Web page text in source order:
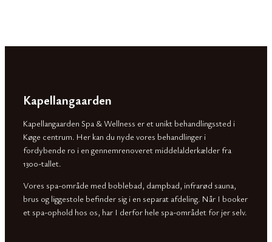
Kapellangaarden
Kapellangaarden Spa & Wellness er et unikt behandlingssted i
Køge centrum. Her kan du nyde vores behandlinger i
fordybende ro i en gennemrenoveret middelalderkælder fra
1300-tallet.
Vores spa-område med boblebad, dampbad, infrarød sauna,
brus og liggestole befinder sig i en separat afdeling. Når I booker
et spa-ophold hos os, har I derfor hele spa-området for jer selv.